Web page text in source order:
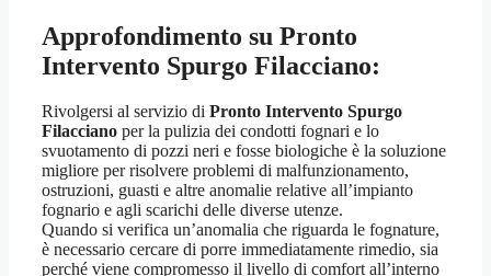
Approfondimento su Pronto
Intervento Spurgo Filacciano:
Rivolgersi al servizio di Pronto Intervento Spurgo
Filacciano per la pulizia dei condotti fognari e lo
svuotamento di pozzi neri e fosse biologiche è la soluzione
migliore per risolvere problemi di malfunzionamento,
ostruzioni, guasti e altre anomalie relative all’impianto
fognario e agli scarichi delle diverse utenze.
Quando si verifica un’anomalia che riguarda le fognature,
è necessario cercare di porre immediatamente rimedio, sia
perché viene compromesso il livello di comfort all’interno